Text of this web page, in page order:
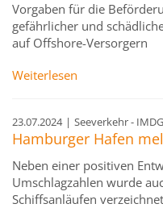
Vorgaben für die
gefährlicher und
auf Offshore-Versorgern
Weiterlesen
23.07.2024 | Seeverkehr -
Hamburger Hafen
Neben einer positiven
Umschlagzahlen wurde
Schiffsanläufen